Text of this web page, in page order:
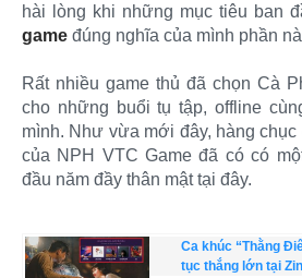
hài lòng khi những mục tiêu ban
game đúng nghĩa của mình phần
Rất nhiều game thủ đã chọn Cà
cho những buổi tụ tập, offline
mình. Như vừa mới đây, hàng chục
của NPH VTC Game đã có có
đầu năm đầy thân mật tại đây.​
Ca khúc “Thằng
tục thắng lớn tại